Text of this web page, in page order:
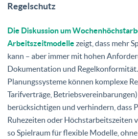
Regelschutz
Die Diskussion um
Arbeitszeitmodelle zeigt, dass mehr
kann – aber immer mit hohen
Dokumentation und
Planungssysteme können komplexe
Tarifverträge,
berücksichtigen und verhindern, dass
Ruhezeiten oder Höchstarbeitszeiten
so Spielraum für flexible Modelle,